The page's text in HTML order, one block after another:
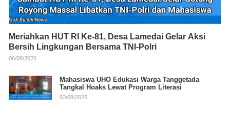
Meriahkan HUT RI Ke-81, Desa Lamedai Gelar Aksi
Bersih Lingkungan Bersama TNI-Polri
06/08/2026
Mahasiswa UHO Edukasi Warga Tanggetada
Tangkal Hoaks Lewat Program Literasi
03/08/2026